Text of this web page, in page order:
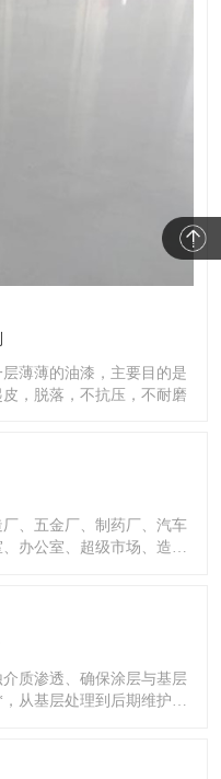
薄薄的油漆，主要目的是
，脱落，不抗压，不耐磨
、五金厂、制药厂、汽车
办公室、超级市场、造纸
质渗透、确保涂层与基层
从基层处理到后期维护，